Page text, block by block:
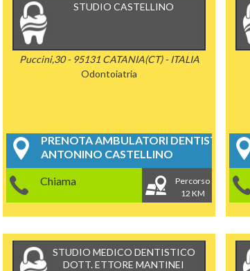
STUDIO CASTELLINO
Puccini,30 - 95131 CATANIA(CT) - ITALIA
Odontoiatria
PRENOTA AMBULATORI DENTISTICI
ANTONINO CASTELLINO
Chiama
Percorso
12 KM
STUDIO MEDICO DENTISTICO
DOTT. ETTORE MANTINEI